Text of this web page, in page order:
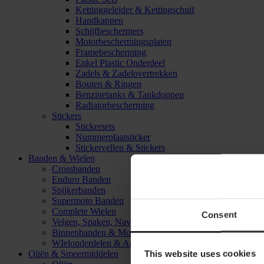
Consent
This website uses cookies
Kettinggeleider & Kettingschuif
Handkappen
Schijfbeschermers
Motorbeschermingsplaten
Framebescherming
Enkel Plastic Onderdeel
Zadels & Zadelovertrekken
Bouten & Ringen
Benzinetanks & Tankdoppen
Radiatorbescherming
Stickers
Stickersets
Nummerplaatsticker
Stickervellen & Stickers
Banden & Wielen
Crossbanden
Enduro Banden
Spijkerbanden
Supermoto Banden
Complete Wielen
Velgen, Spaken, Naven & Lagers
Binnenbanden & Mousses
WIelonderdelen & Accessoires
Oliën & Smeermiddelen